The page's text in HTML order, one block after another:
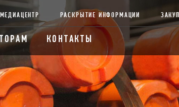
МЕДИАЦЕНТР РАСКРЫТИЕ ИНФОРМАЦИИ
КОНТАКТЫ